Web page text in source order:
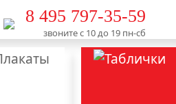
8 495 797-35-59
звоните с 10 до 19 пн-сб